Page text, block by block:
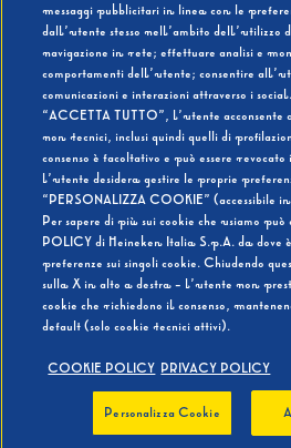
SI
BEVI
messaggi pubblicitari in linea con le
dall’utente stesso nell’ambito dell’utilizzo
navigazione in rete; effettuare analisi e
comportamenti dell’utente; consentire
comunicazioni e interazioni attraverso i
“ACCETTA TUTTO”, l’utente acconsente
non tecnici, inclusi quindi quelli di
consenso è facoltativo e può essere
l’utente desidera gestire le proprie
“PERSONALIZZA COOKIE” (accessibile
Per sapere di più sui cookie che usiamo
POLICY di Heineken Italia S.p.A. da dove
preferenze sui singoli cookie. Chiudendo
sulla X in alto a destra - l’utente non
cookie che richiedono il consenso,
default (solo cookie tecnici attivi).
COOKIE POLICY PRIVACY POLICY
Personalizza Cookie